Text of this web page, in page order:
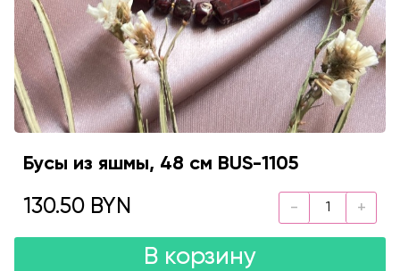
Бусы из яшмы, 48 см BUS-1105
130.50 BYN
В корзину